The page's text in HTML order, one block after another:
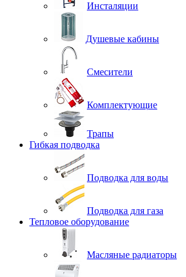
Инсталяции
Душевые кабины
Смесители
Комплектующие
Трапы
Гибкая подводка
Подводка для воды
Подводка для газа
Тепловое оборудование
Масляные радиаторы